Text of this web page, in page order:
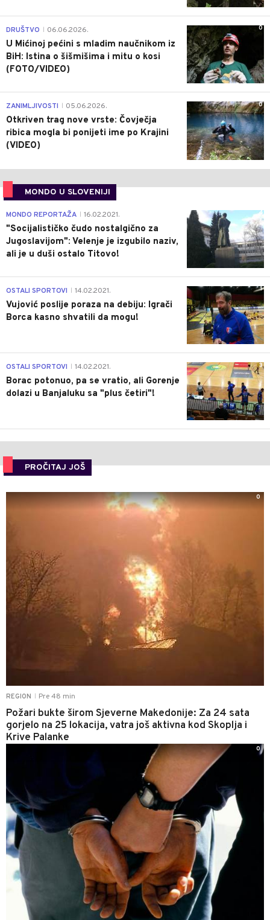
0
DRUŠTVO 06.06.2026.
U Mićinoj pećini s mladim naučnikom iz
BiH: Istina o šišmišima i mitu o kosi
(FOTO/VIDEO)
0
ZANIMLJIVOSTI 05.06.2026.
Otkriven trag nove vrste: Čovječja
ribica mogla bi ponijeti ime po Krajini
(VIDEO)
MONDO U SLOVENIJI
4
MONDO REPORTAŽA 16.02.2021.
"Socijalističko čudo nostalgično za
Jugoslavijom": Velenje je izgubilo naziv,
ali je u duši ostalo Titovo!
1
OSTALI SPORTOVI 14.02.2021.
Vujović poslije poraza na debiju: Igrači
Borca kasno shvatili da mogu!
3
OSTALI SPORTOVI 14.02.2021.
Borac potonuo, pa se vratio, ali Gorenje
dolazi u Banjaluku sa "plus četiri"!
PROČITAJ JOŠ
REGION Pre 48 min
Požari bukte širom Sjeverne Makedonije: Za 24 sata
gorjelo na 25 lokacija, vatra još aktivna kod Skoplja i
Krive Palanke
0
0